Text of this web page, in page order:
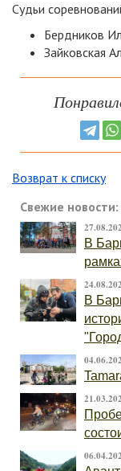
Судьи
Бердников
Зайковская
Возврат к списку
Свежие новости:
В
В